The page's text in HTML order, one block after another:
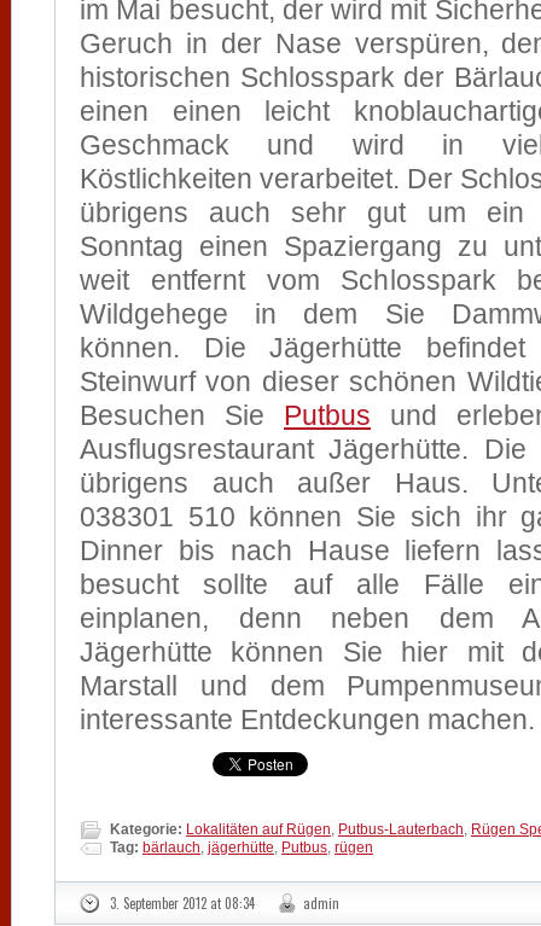
im Mai besucht, der wird mit
Geruch in der Nase verspüren,
historischen Schlosspark der
einen einen leicht
Geschmack und wird in
Köstlichkeiten verarbeitet. Der
übrigens auch sehr gut um ein
Sonntag einen Spaziergang zu
weit entfernt vom Schlosspark
Wildgehege in dem Sie
können. Die Jägerhütte
Steinwurf von dieser schönen
Besuchen Sie Putbus und
Ausflugsrestaurant Jägerhütte. Die
übrigens auch außer Haus.
038301 510 können Sie sich ihr
Dinner bis nach Hause liefern
besucht sollte auf alle Fälle
einplanen, denn neben dem
Jägerhütte können Sie hier mit
Marstall und dem
interessante Entdeckungen machen.
Kategorie: Lokalitäten auf Rügen, Putbus-Lauterbach, Rügen
Tag: bärlauch, jägerhütte, Putbus, rügen
3. September 2012 at 08:34 admin